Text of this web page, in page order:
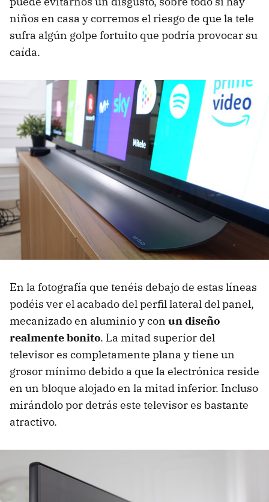
niños en casa y corremos el riesgo de que la tele
sufra algún golpe fortuito que podría provocar su
caída.
En la fotografía que tenéis debajo de estas líneas
podéis ver el acabado del perfil lateral del panel,
mecanizado en aluminio y con un diseño
realmente bonito. La mitad superior del
televisor es completamente plana y tiene un
grosor mínimo debido a que la electrónica reside
en un bloque alojado en la mitad inferior. Incluso
mirándolo por detrás este televisor es bastante
atractivo.